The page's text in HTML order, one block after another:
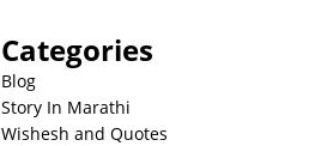
Categories
Blog
Story In Marathi
Wishesh and Quotes